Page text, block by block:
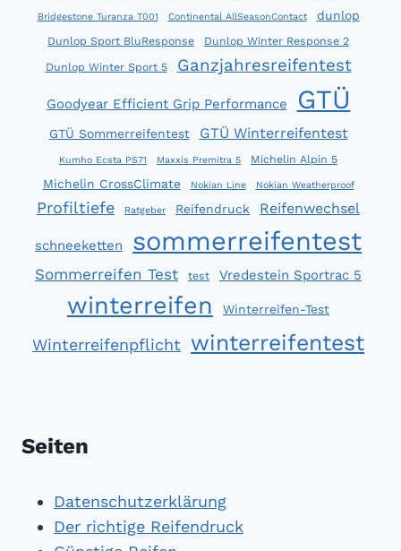
Bridgestone Turanza T001 Continental AllSeasonContact dunlop
Dunlop Sport BluResponse
Dunlop Winter Response 2
Dunlop Winter Sport 5
Ganzjahresreifentest
Goodyear Efficient Grip Performance GTÜ
GTÜ Sommerreifentest GTÜ Winterreifentest
Kumho Ecsta PS71 Maxxis Premitra 5 Michelin Alpin 5
Michelin CrossClimate Nokian Line Nokian Weatherproof
Profiltiefe Ratgeber Reifendruck Reifenwechsel
schneeketten sommerreifentest
Sommerreifen Test test Vredestein Sportrac 5
winterreifen Winterreifen-Test
Winterreifenpflicht winterreifentest
Seiten
Datenschutzerklärung
Der richtige Reifendruck